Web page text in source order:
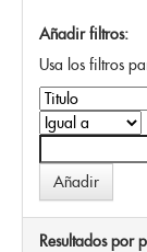
Añadir filtros:
Usa los filtros
Resultados por